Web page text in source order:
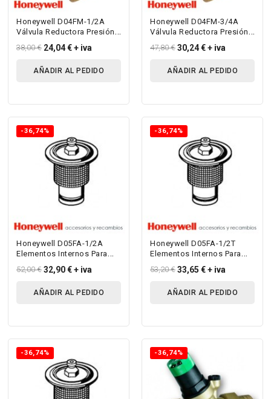
Honeywell D04FM-1/2A
Válvula Reductora Presión
38,00 € 24,04 €+ iva
AÑADIR AL PEDIDO
Honeywell D04FM-3/4A
Válvula Reductora Presión
47,80 € 30,24 €+ iva
AÑADIR AL PEDIDO
-36,74%
Honeywell D05FA-1/2A
Elementos Internos Para
52,00 € 32,90 €+ iva
AÑADIR AL PEDIDO
-36,74%
Honeywell D05FA-1/2T
Elementos Internos Para
D05 - Para D05Fs R ½” -1”
Sin...
53,20 € 33,65 €+ iva
AÑADIR AL PEDIDO
-36,74% -36,74%